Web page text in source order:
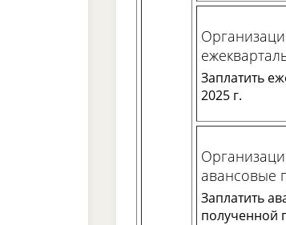
Заплатить
2025 г.
авансовые
Заплатить
полученной